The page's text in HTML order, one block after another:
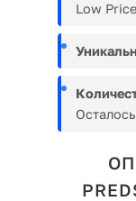
Low Price